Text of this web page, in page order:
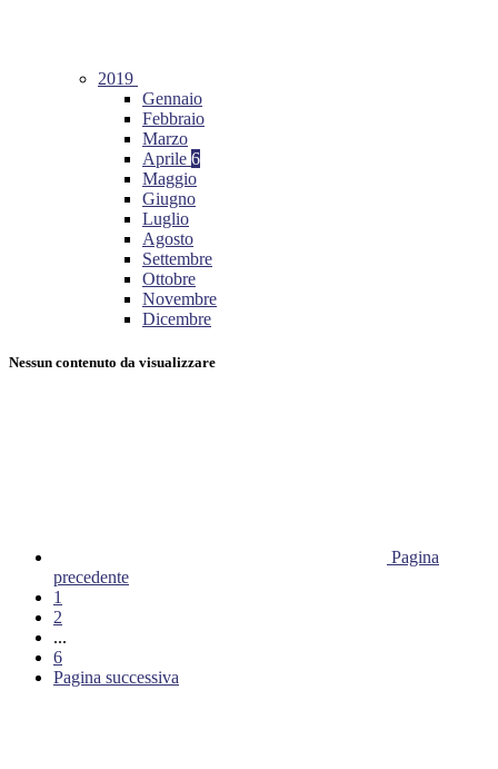
2019
Gennaio
Febbraio
Marzo
Aprile 6
Maggio
Giugno
Luglio
Agosto
Settembre
Ottobre
Novembre
Dicembre
Nessun contenuto da visualizzare
Pagina
precedente
1
2
...
6
Pagina successiva